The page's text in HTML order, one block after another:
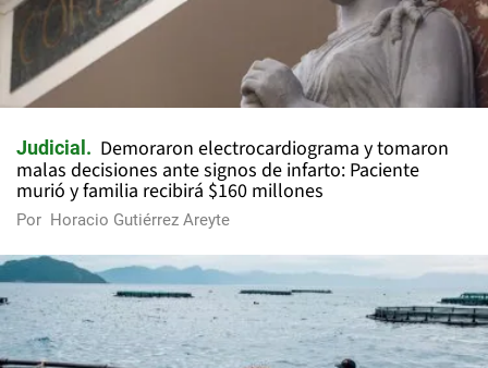
Judicial
Demoraron electrocardiograma y tomaron
malas decisiones ante signos de infarto: Paciente
murió y familia recibirá $160 millones
Por Horacio Gutiérrez Areyte